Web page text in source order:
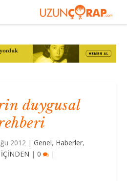
duygusal
2012 |Genel, Haberler,
|0 |